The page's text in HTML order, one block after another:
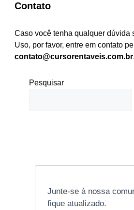
Contato
Caso você tenha qualquer dúvida
Uso, por favor, entre em contato
contato@cursorentaveis.com.br.
Pesquisar
Junte-se à nossa
fique atualizado.